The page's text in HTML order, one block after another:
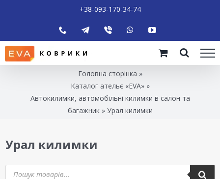
+38-093-170-34-74
Головна сторінка »
Каталог ательє «EVA»»
Автокилимки, автомобільні килимки в салон та
багажник » Урал килимки
Урал килимки